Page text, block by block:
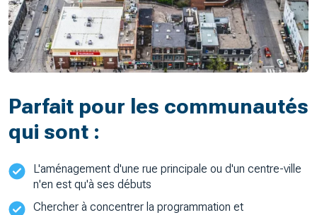
Parfait pour les communautés
qui sont :
L'aménagement d'une rue principale ou d'un centre-ville
n'en est qu'à ses débuts
Chercher à concentrer la programmation et